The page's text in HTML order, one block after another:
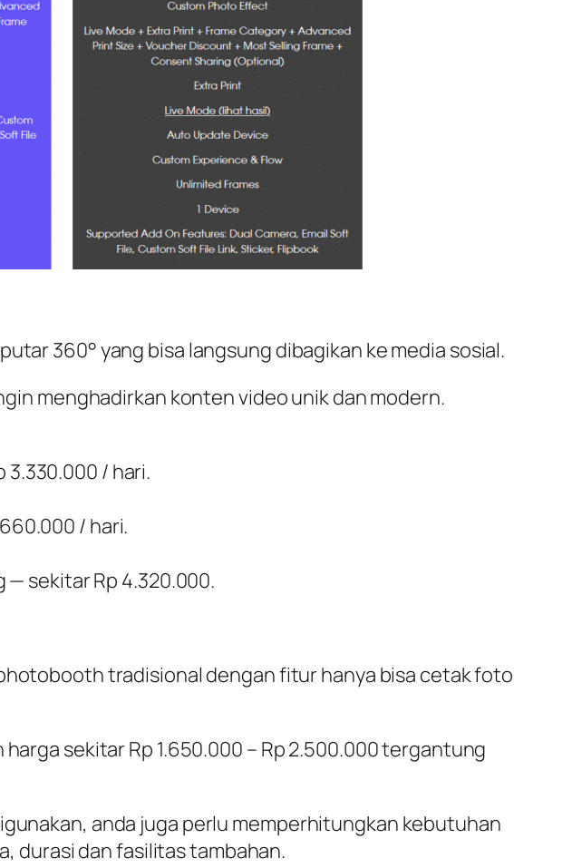
360° yang bisa langsung dibagikan ke media sosial.
menghadirkan konten video unik dan modern.
/ hari.
/ hari.
sekitar Rp 4.320.000.
tradisional dengan fitur hanya bisa cetak foto
sekitar Rp 1.650.000 – Rp 2.500.000 tergantung
anda juga perlu memperhitungkan kebutuhan
durasi dan fasilitas tambahan.